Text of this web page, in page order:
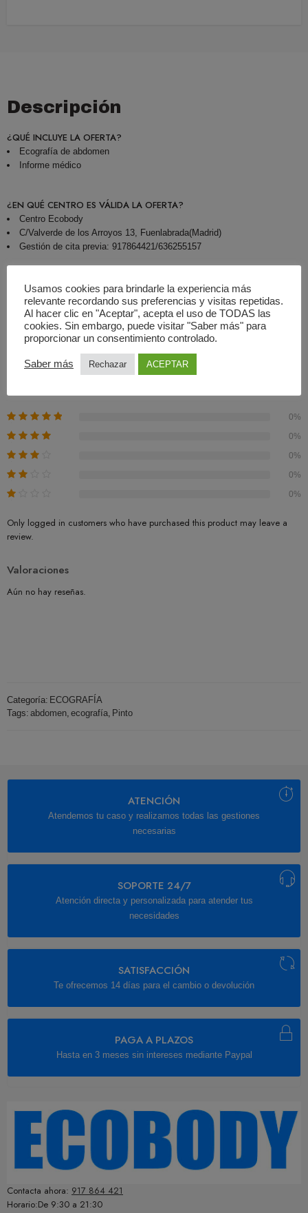
Descripción
¿QUÉ INCLUYE LA OFERTA?
Ecografía de abdomen
Informe médico
¿EN QUÉ CENTRO ES VÁLIDA LA OFERTA?
Centro Ecobody
C/Valverde de los Arroyos 13, Fuenlabrada(Madrid)
Gestión de cita previa: 917864421/636255157
Valoraciones (0)
Basado En 0 Valoraciones
0%
0%
0%
0%
0%
Only logged in customers who have purchased this product may leave a
review.
Valoraciones
Aún no hay reseñas.
Categoría: ECOGRAFÍA
Tags: abdomen ecografía Pinto
ATENCIÓN
Atendemos tu caso y realizamos todas las gestiones
necesarias
SOPORTE 24/7
Atención directa y personalizada para atender tus
necesidades
SATISFACCIÓN
Te ofrecemos 14 días para el cambio o devolución
PAGA A PLAZOS
Hasta en 3 meses sin intereses mediante Paypal
Contacta ahora: 917 864 421
Horario:De 9:30 a 21:30
Usamos cookies para brindarle la experiencia más
relevante recordando sus preferencias y visitas repetidas.
Al hacer clic en "Aceptar", acepta el uso de TODAS las
cookies. Sin embargo, puede visitar "Saber más" para
proporcionar un consentimiento controlado.
Saber más Rechazar ACEPTAR